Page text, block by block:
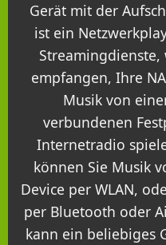
Gerät mit der
ist ein
Streamingdienste,
empfangen, Ihre
Musik von
verbundenen
Internetradio
können Sie Musik
Device per WLAN,
per Bluetooth oder
kann ein beliebiges